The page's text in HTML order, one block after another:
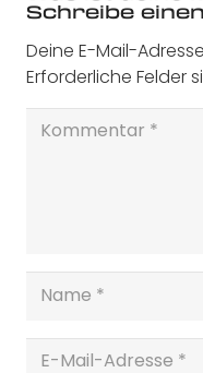
Schreibe
Deine E-Mail-
Erforderliche Felder